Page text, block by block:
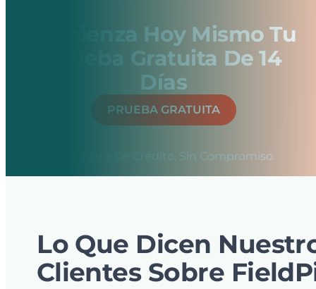
Comienza Hoy Mismo Tu
Prueba Gratuita De 14
Días
PRUEBA GRATUITA
Sin Tarjeta De Crédito, Sin Compromiso.
Lo Que Dicen
Clientes Sobre